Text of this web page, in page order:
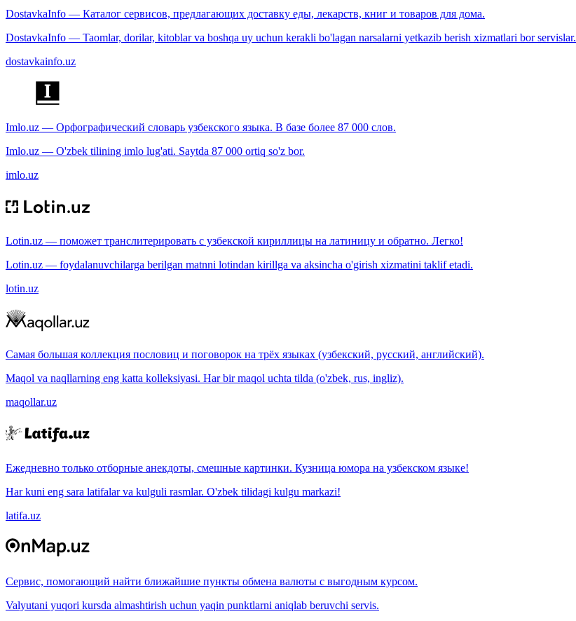
DostavkaInfo — Каталог сервисов, предлагающих доставку еды, лекарств, книг и товаров для дома.
DostavkaInfo — Taomlar, dorilar, kitoblar va boshqa uy uchun kerakli bo'lagan narsalarni yetkazib berish xizmatlari bor servislar.
dostavkainfo.uz
Imlo.uz — Орфографический словарь узбекского языка. В базе более 87 000 слов.
Imlo.uz — O'zbek tilining imlo lug'ati. Saytda 87 000 ortiq so'z bor.
imlo.uz
Lotin.uz — поможет транслитерировать с узбекской кириллицы на латиницу и обратно. Легко!
Lotin.uz — foydalanuvchilarga berilgan matnni lotindan kirillga va aksincha o'girish xizmatini taklif etadi.
lotin.uz
Самая большая коллекция пословиц и поговорок на трёх языках (узбекский, русский, английский).
Maqol va naqllarning eng katta kolleksiyasi. Har bir maqol uchta tilda (o'zbek, rus, ingliz).
maqollar.uz
Ежедневно только отборные анекдоты, смешные картинки. Кузница юмора на узбекском языке!
Har kuni eng sara latifalar va kulguli rasmlar. O'zbek tilidagi kulgu markazi!
latifa.uz
Сервис, помогающий найти ближайшие пункты обмена валюты с выгодным курсом.
Valyutani yuqori kursda almashtirish uchun yaqin punktlarni aniqlab beruvchi servis.